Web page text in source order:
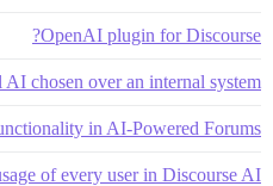
OpenAI plugin for Discourse?
chosen over an internal system?
in AI-Powered Forums
of every user in Discourse AI?